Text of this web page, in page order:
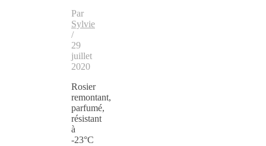
Par
Sylvie
/
29
juillet
2020
Rosier
remontant,
parfumé,
résistant
à
-23°C